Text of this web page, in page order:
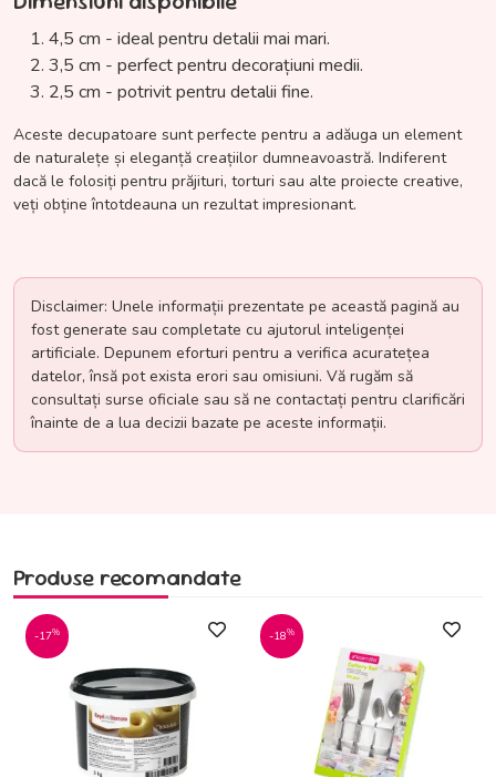
4,5 cm - ideal pentru detalii mai mari.
3,5 cm - perfect pentru decorațiuni medii.
2,5 cm - potrivit pentru detalii fine.
Aceste decupatoare sunt perfecte pentru a adăuga un element
de naturalețe și eleganță creațiilor dumneavoastră. Indiferent
dacă le folosiți pentru prăjituri, torturi sau alte proiecte creative,
veți obține întotdeauna un rezultat impresionant.
Disclaimer: Unele informații prezentate pe această pagină au
fost generate sau completate cu ajutorul inteligenței
artificiale. Depunem eforturi pentru a verifica acuratețea
datelor, însă pot exista erori sau omisiuni. Vă rugăm să
consultați surse oficiale sau să ne contactați pentru clarificări
înainte de a lua decizii bazate pe aceste informații.
Produse recomandate
-17% -18%